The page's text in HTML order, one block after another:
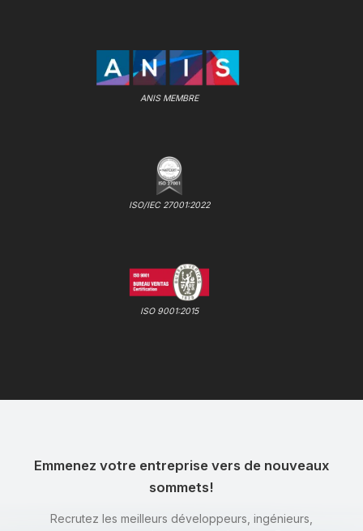
ANIS MEMBRE
ISO/IEC 27001:2022
ISO 9001:2015
Emmenez votre entreprise vers de nouveaux
sommets!
Recrutez les meilleurs développeurs, ingénieurs,